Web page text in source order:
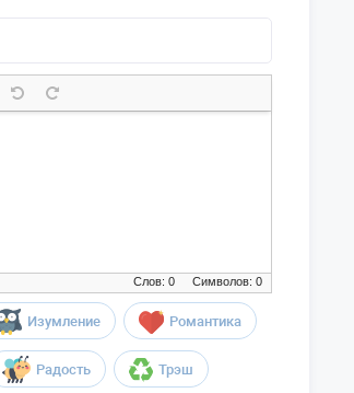
Символов: 0
Слов: 0
Изумление Романтика
Радость Трэш